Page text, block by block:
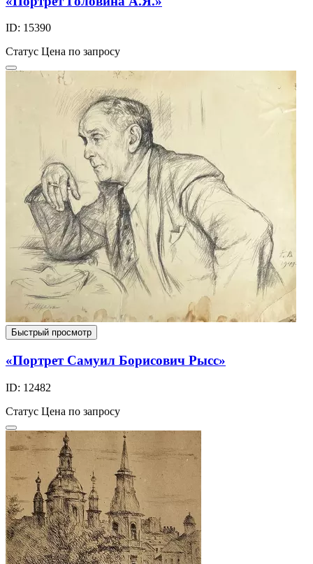
ID: 15390
Статус Цена по запросу
Быстрый просмотр
«Портрет Самуил Борисович Рысс»
ID: 12482
Статус Цена по запросу